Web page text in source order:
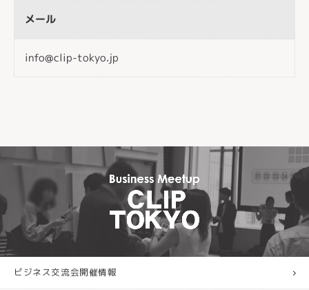
メール
info@clip-tokyo.jp
ビジネス交流会開催情報